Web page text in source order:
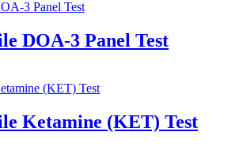
DOA-3 Panel Test
Ketamine (KET) Test